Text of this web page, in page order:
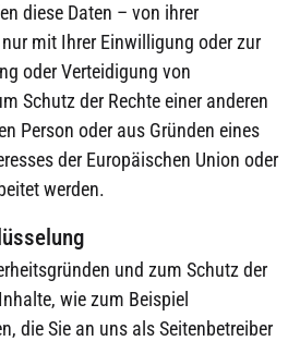
diese Daten – von ihrer
mit Ihrer Einwilligung oder zur
oder Verteidigung von
Schutz der Rechte einer anderen
Person oder aus Gründen eines
der Europäischen Union oder
werden.
und zum Schutz der
wie zum Beispiel
die Sie an uns als Seitenbetreiber